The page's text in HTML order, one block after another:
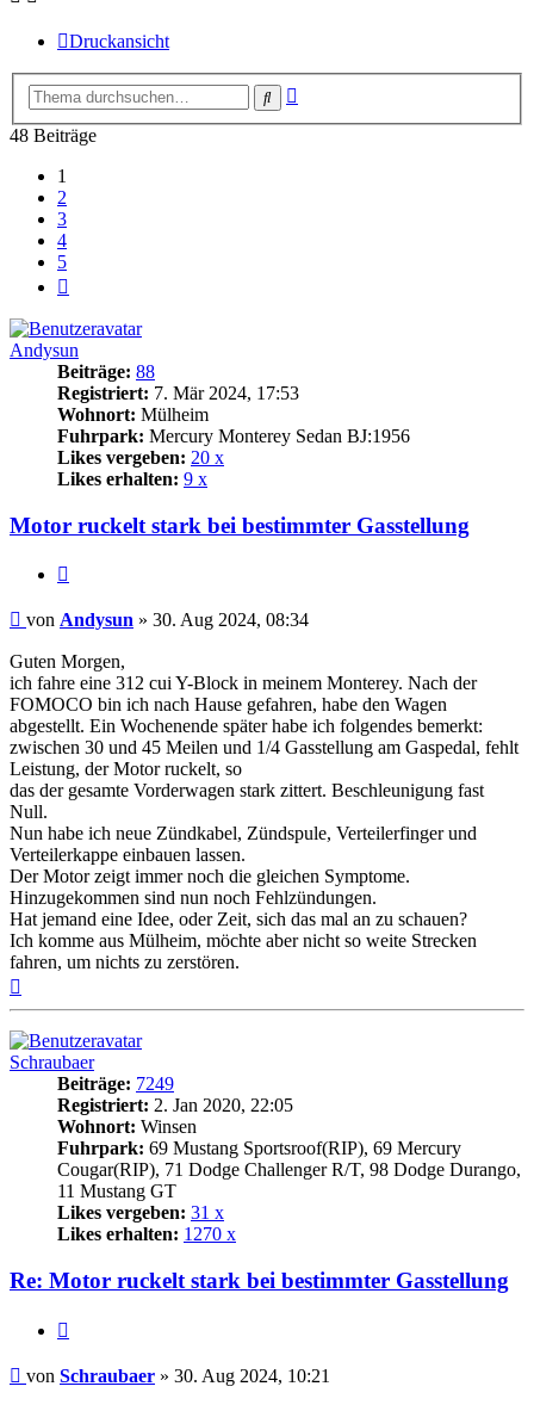
Druckansicht
Suche
48 Beiträge
1
2
3
4
5
Andysun
Beiträge: 88
Registriert: 7. Mär 2024, 17:53
Wohnort: Mülheim
Fuhrpark: Mercury Monterey Sedan BJ:1956
Likes vergeben: 20 x
Likes erhalten: 9 x
Motor ruckelt stark bei bestimmter Gasstellung
Beitrag
von Andysun » 30. Aug 2024, 08:34
Guten Morgen,
ich fahre eine 312 cui Y-Block in meinem Monterey. Nach der
FOMOCO bin ich nach Hause gefahren, habe den Wagen
abgestellt. Ein Wochenende später habe ich folgendes bemerkt:
zwischen 30 und 45 Meilen und 1/4 Gasstellung am Gaspedal, fehlt
Leistung, der Motor ruckelt, so
das der gesamte Vorderwagen stark zittert. Beschleunigung fast
Null.
Nun habe ich neue Zündkabel, Zündspule, Verteilerfinger und
Verteilerkappe einbauen lassen.
Der Motor zeigt immer noch die gleichen Symptome.
Hinzugekommen sind nun noch Fehlzündungen.
Hat jemand eine Idee, oder Zeit, sich das mal an zu schauen?
Ich komme aus Mülheim, möchte aber nicht so weite Strecken
fahren, um nichts zu zerstören.
Schraubaer
Beiträge: 7249
Registriert: 2. Jan 2020, 22:05
Wohnort: Winsen
Fuhrpark: 69 Mustang Sportsroof(RIP), 69 Mercury
Cougar(RIP), 71 Dodge Challenger R/T, 98 Dodge Durango,
11 Mustang GT
Likes vergeben: 31 x
Likes erhalten: 1270 x
Re: Motor ruckelt stark bei bestimmter Gasstellung
Beitrag
von Schraubaer » 30. Aug 2024, 10:21